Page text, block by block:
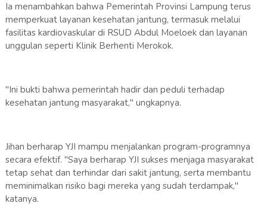
Ia menambahkan bahwa Pemerintah Provinsi Lampung terus
memperkuat layanan kesehatan jantung, termasuk melalui
fasilitas kardiovaskular di RSUD Abdul Moeloek dan layanan
unggulan seperti Klinik Berhenti Merokok.
"Ini bukti bahwa pemerintah hadir dan peduli terhadap
kesehatan jantung masyarakat," ungkapnya.
Jihan berharap YJI mampu menjalankan program-programnya
secara efektif. "Saya berharap YJI sukses menjaga masyarakat
tetap sehat dan terhindar dari sakit jantung, serta membantu
meminimalkan risiko bagi mereka yang sudah terdampak,"
katanya.